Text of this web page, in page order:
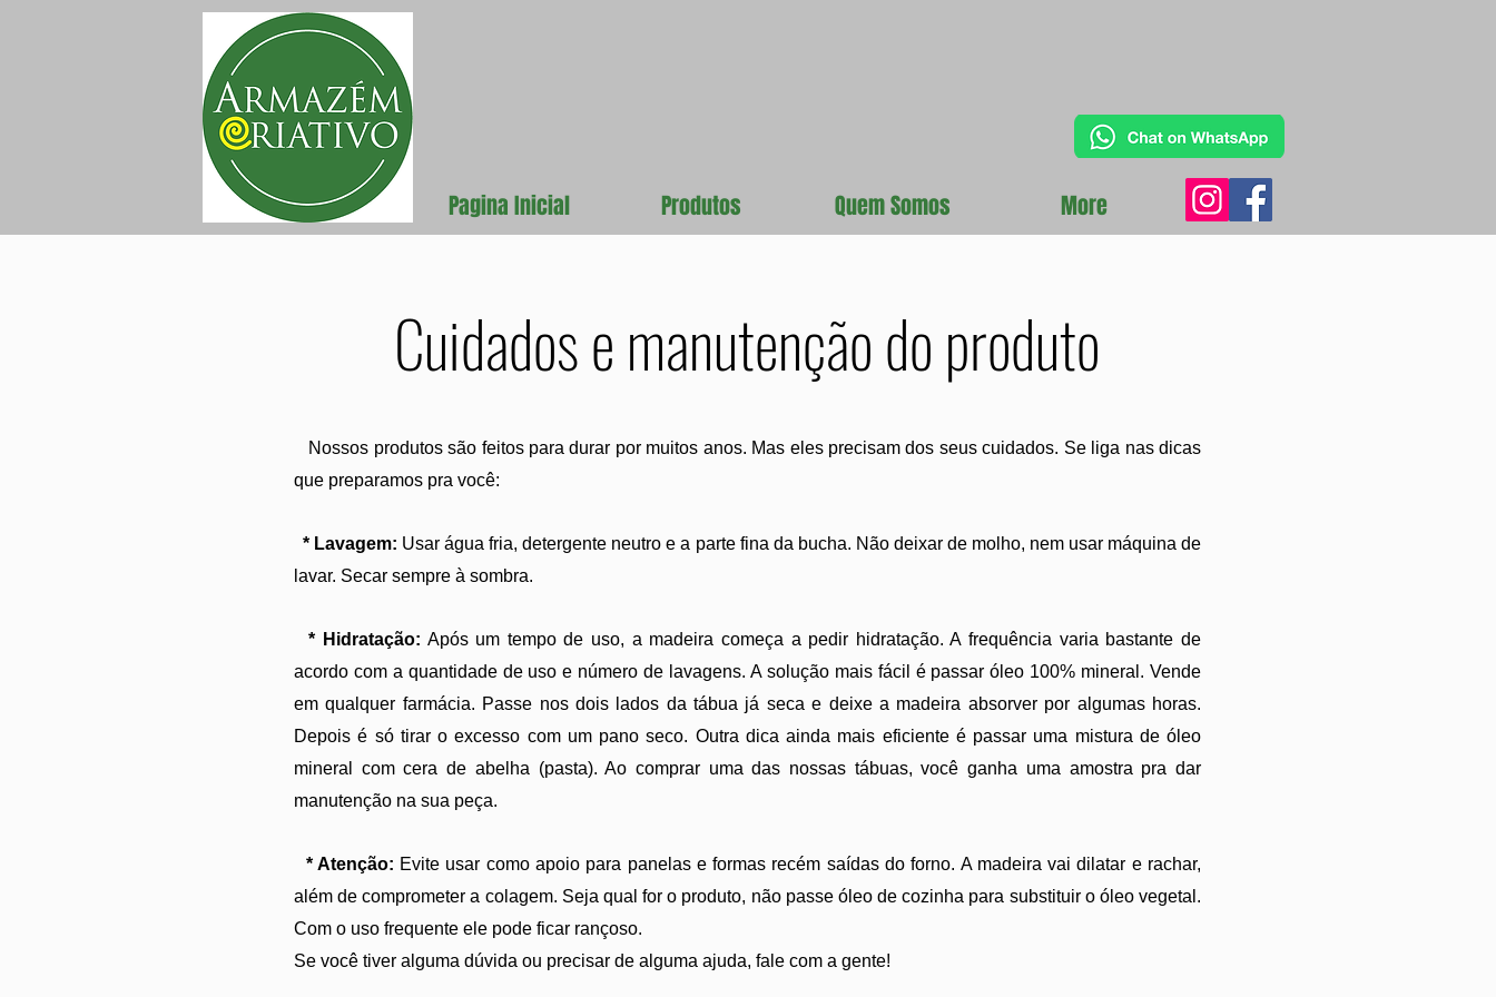
Pagina Inicial Produtos Quem Somos More
Cuidados e manutenção do produto
Nossos produtos são feitos para durar por muitos anos. Mas eles precisam dos seus cuidados. Se liga nas dicas
que preparamos pra você:
* Lavagem: Usar água fria, detergente neutro e a parte fina da bucha. Não deixar de molho, nem usar máquina de
lavar. Secar sempre à sombra.
* Hidratação: Após um tempo de uso, a madeira começa a pedir hidratação. A frequência varia bastante de
acordo com a quantidade de uso e número de lavagens. A solução mais fácil é passar óleo 100% mineral. Vende
em qualquer farmácia. Passe nos dois lados da tábua já seca e deixe a madeira absorver por algumas horas.
Depois é só tirar o excesso com um pano seco. Outra dica ainda mais eficiente é passar uma mistura de óleo
mineral com cera de abelha (pasta). Ao comprar uma das nossas tábuas, você ganha uma amostra pra dar
manutenção na sua peça.
* Atenção: Evite usar como apoio para panelas e formas recém saídas do forno. A madeira vai dilatar e rachar,
além de comprometer a colagem. Seja qual for o produto, não passe óleo de cozinha para substituir o óleo vegetal.
Com o uso frequente ele pode ficar rançoso.
Se você tiver alguma dúvida ou precisar de alguma ajuda, fale com a gente!